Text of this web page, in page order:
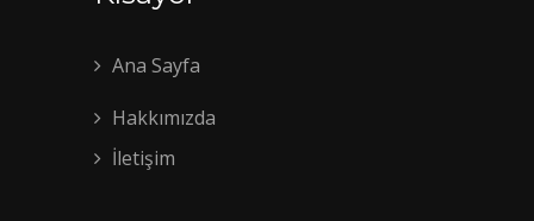
Ana Sayfa
Hakkımızda
İletişim